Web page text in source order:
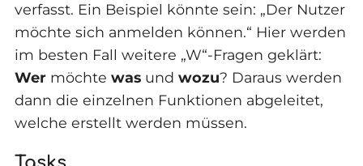
verfasst. Ein Beispiel könnte sein: „Der Nutzer
möchte sich anmelden können.“ Hier werden
im besten Fall weitere „W“-Fragen geklärt:
Wermöchte wasund wozu? Daraus werden
dann die einzelnen Funktionen abgeleitet,
welche erstellt werden müssen.